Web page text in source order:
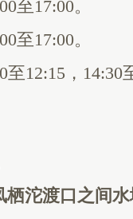
至17:00。
至17:00。
至12:15，14:30
栖沱渡口之间